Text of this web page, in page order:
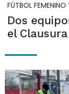
FÚTBOL FEMENINO
Dos
el Clausura